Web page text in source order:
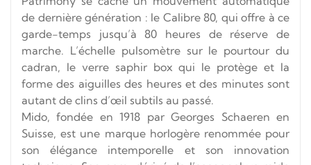
de dernière génération : le Calibre 80, qui offre à ce
garde-temps jusqu’à 80 heures de réserve de
marche. L’échelle pulsomètre sur le pourtour du
cadran, le verre saphir box qui le protège et la
forme des aiguilles des heures et des minutes sont
autant de clins d’œil subtils au passé.
Mido, fondée en 1918 par Georges Schaeren en
Suisse, est une marque horlogère renommée pour
son élégance intemporelle et son innovation